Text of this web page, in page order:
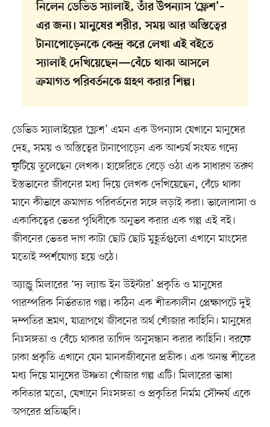
নিলেন ডেভিড স্যালাই, তাঁর উপন্যাস ‘ফ্লেশ’–
এর জন্য। মানুষের শরীর, সময় আর অস্তিত্বের
টানাপোড়েনকে কেন্দ্র করে লেখা এই বইতে
স্যালাই দেখিয়েছেন—বেঁচে থাকা আসলে
ক্রমাগত পরিবর্তনকে গ্রহণ করার শিল্প।
ডেভিড স্যালাইয়ের ‘ফ্লেশ’ এমন এক উপন্যাস যেখানে মানুষের
দেহ, সময় ও অস্তিত্বের টানাপোড়েন এক আশ্চর্য সংযত গদ্যে
ফুটিয়ে তুলেছেন লেখক। হাঙ্গেরিতে বেড়ে ওঠা এক সাধারণ তরুণ
ইস্তভানের জীবনের মধ্য দিয়ে লেখক দেখিয়েছেন, বেঁচে থাকা
মানে কীভাবে ক্রমাগত পরিবর্তনের সঙ্গে লড়াই করা। ভালোবাসা ও
একাকিত্বের ভেতর পৃথিবীকে অনুভব করার এক গল্প এই বই।
জীবনের ভেতর দাগ কাটা ছোট ছোট মুহূর্তগুলো এখানে মাংসের
মতোই স্পর্শযোগ্য হয়ে ওঠে।
অ্যান্ড্রু মিলারের ‘দ্য ল্যান্ড ইন উইন্টার’ প্রকৃতি ও মানুষের
পারস্পরিক নির্ভরতার গল্প। কঠিন এক শীতকালীন প্রেক্ষাপটে দুই
দম্পতির ভ্রমণ, যাত্রাপথে জীবনের অর্থ খোঁজার কাহিনি। মানুষের
নিঃসঙ্গতা ও বেঁচে থাকার তাগিদ অনুসন্ধান করার কাহিনি। বরফে
ঢাকা প্রকৃতি এখানে যেন মানবজীবনের প্রতীক। এক অনন্ত শীতের
মধ্য দিয়ে মানুষের উষ্ণতা খোঁজার গল্প এটি। মিলারের ভাষা
কবিতার মতো, যেখানে নিঃসঙ্গতা ও প্রকৃতির নির্মম সৌন্দর্য একে
অপরের প্রতিচ্ছবি।